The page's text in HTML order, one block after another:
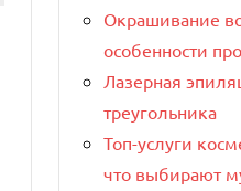
Окрашивание
особенности
Лазерная
треугольника
Топ-услуги
что выбирают